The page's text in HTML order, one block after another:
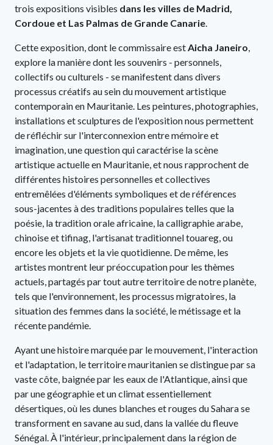
trois expositions visibles dans les villes de Madrid,
Cordoue et Las Palmas de Grande Canarie
Cette exposition, dont le commissaire est Aicha Janeiro
explore la manière dont les souvenirs - personnels,
collectifs ou culturels - se manifestent dans divers
processus créatifs au sein du mouvement artistique
contemporain en Mauritanie. Les peintures, photographies,
installations et sculptures de l'exposition nous permettent
de réfléchir sur l'interconnexion entre mémoire et
imagination, une question qui caractérise la scène
artistique actuelle en Mauritanie, et nous rapprochent de
différentes histoires personnelles et collectives
entremêlées d'éléments symboliques et de références
sous-jacentes à des traditions populaires telles que la
poésie, la tradition orale africaine, la calligraphie arabe,
chinoise et tifinag, l'artisanat traditionnel touareg, ou
encore les objets et la vie quotidienne. De même, les
artistes montrent leur préoccupation pour les thèmes
actuels, partagés par tout autre territoire de notre planète,
tels que l'environnement, les processus migratoires, la
situation des femmes dans la société, le métissage et la
récente pandémie.
Ayant une histoire marquée par le mouvement, l'interaction
et l'adaptation, le territoire mauritanien se distingue par sa
vaste côte, baignée par les eaux de l'Atlantique, ainsi que
par une géographie et un climat essentiellement
désertiques, où les dunes blanches et rouges du Sahara se
transforment en savane au sud, dans la vallée du fleuve
Sénégal. À l'intérieur, principalement dans la région de